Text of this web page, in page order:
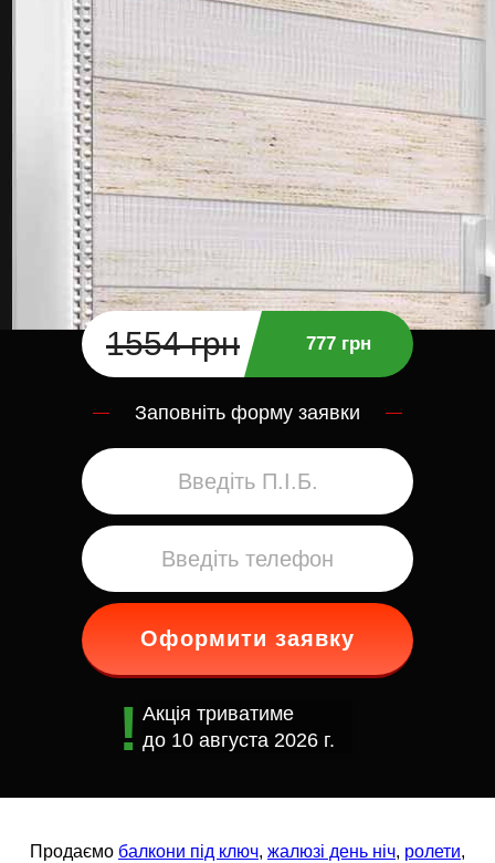
1554 грн 777 грн
Заповніть форму заявки
Оформити заявку
Акція триватиме
до 10 августа 2026 г.
Продаємо балкони під ключ, жалюзі день ніч, ролети,